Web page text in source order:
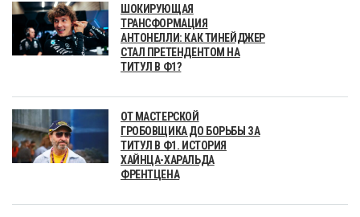
ШОКИРУЮЩАЯ
ТРАНСФОРМАЦИЯ
АНТОНЕЛЛИ: КАК ТИНЕЙДЖЕР
СТАЛ ПРЕТЕНДЕНТОМ НА
ТИТУЛ В Ф1?
ОТ МАСТЕРСКОЙ
ГРОБОВЩИКА ДО БОРЬБЫ ЗА
ТИТУЛ В Ф1. ИСТОРИЯ
ХАЙНЦА-ХАРАЛЬДА
ФРЕНТЦЕНА